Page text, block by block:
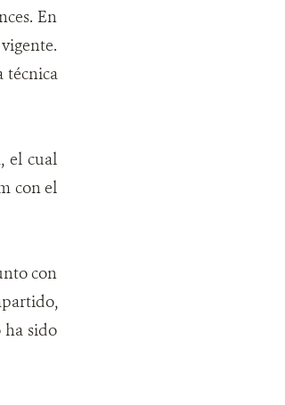
En
técnica
el cual
con el
con
ha sido